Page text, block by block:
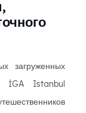
загруженных
İGA Istanbul